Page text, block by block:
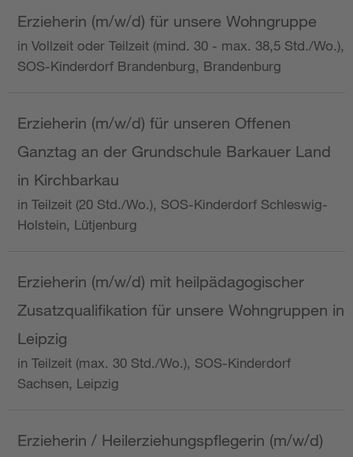
Erzieherin (m/w/d) für unsere Wohngruppe
in Vollzeit oder Teilzeit (mind. 30 - max. 38,5 Std./Wo.),
SOS-Kinderdorf Brandenburg, Brandenburg
Erzieherin (m/w/d) für unseren Offenen
Ganztag an der Grundschule Barkauer Land
in Kirchbarkau
in Teilzeit (20 Std./Wo.), SOS-Kinderdorf Schleswig-
Holstein, Lütjenburg
Erzieherin (m/w/d) mit heilpädagogischer
Zusatzqualifikation für unsere Wohngruppen in
Leipzig
in Teilzeit (max. 30 Std./Wo.), SOS-Kinderdorf
Sachsen, Leipzig
Erzieherin / Heilerziehungspflegerin (m/w/d)